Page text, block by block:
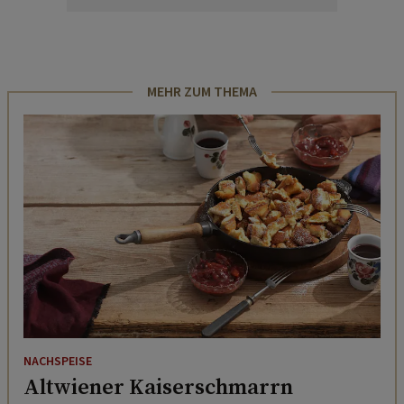
MEHR ZUM THEMA
NACHSPEISE
Altwiener Kaiserschmarrn